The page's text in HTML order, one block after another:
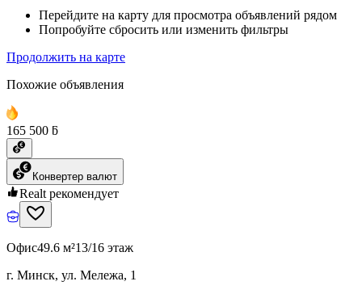
Перейдите на карту для просмотра объявлений рядом
Попробуйте сбросить или изменить фильтры
Продолжить на карте
Похожие объявления
165 500 ƃ
Конвертер валют
Realt рекомендует
Офис49.6 м²13/16 этаж
г. Минск, ул. Мележа, 1